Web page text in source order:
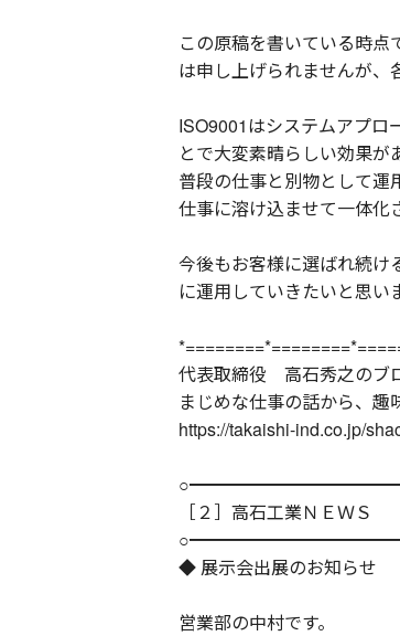
この原稿を書いている時
は申し上げられませんが、
ISO9001はシステムアプロ
とで大変素晴らしい効果が
普段の仕事と別物として運
仕事に溶け込ませて一体化
今後もお客様に選ばれ続け
に運用していきたいと思い
代表取締役 高石秀之のブ
まじめな仕事の話から、趣
https://takaishi-ind.co.jp/
［２］高石工業ＮＥＷＳ
◆ 展示会出展のお知らせ
営業部の中村です。